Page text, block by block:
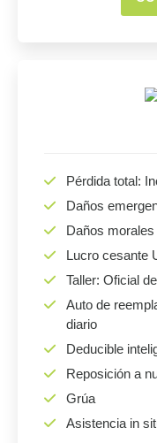
Pérdida total:
Daños
Daños
Lucro cesante
Taller: Oficial
Auto de
diario
Deducible
Reposición a
Grúa
Asistencia in